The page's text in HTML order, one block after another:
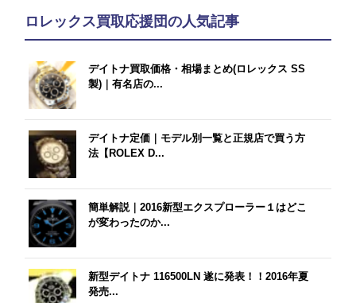
ロレックス買取応援団の人気記事
デイトナ買取価格・相場まとめ(ロレックス SS
製)｜有名店の...
デイトナ定価｜モデル別一覧と正規店で買う方
法【ROLEX D...
簡単解説｜2016新型エクスプローラー１はどこ
が変わったのか...
新型デイトナ 116500LN 遂に発表！！2016年夏
発売...